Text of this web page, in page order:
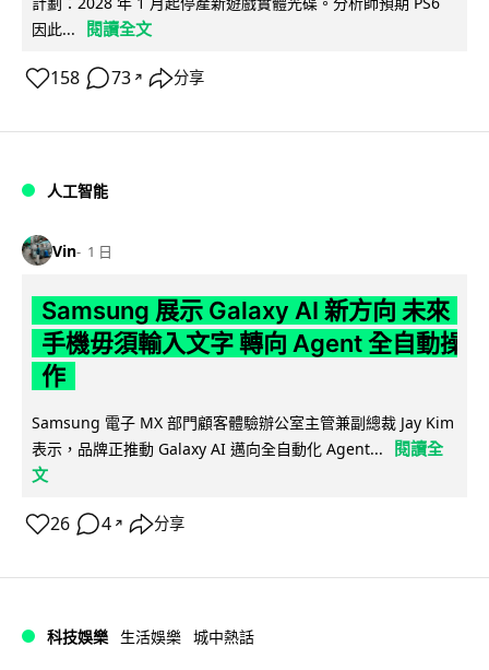
因此...
閱讀全文
158 73 ↗ 分享
人工智能
Vin 1 日
Samsung 展示 Galaxy AI 新方向 未來
手機毋須輸入文字 轉向 Agent 全自動操
作
Samsung 電子 MX 部門顧客體驗辦公室主管兼副總裁 Jay Kim
表示，品牌正推動 Galaxy AI 邁向全自動化 Agent...
閱讀全
文
26 4 ↗ 分享
科技娛樂 生活娛樂 城中熱話